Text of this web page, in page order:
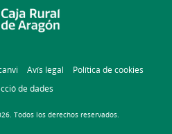
Avís legal
Política de cookies
de dades
Todos los derechos reservados.